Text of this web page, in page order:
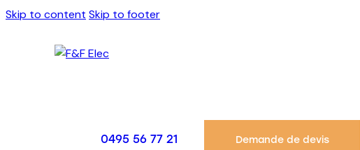
Skip to content Skip to footer
0495 56 77 21 Demande de devis